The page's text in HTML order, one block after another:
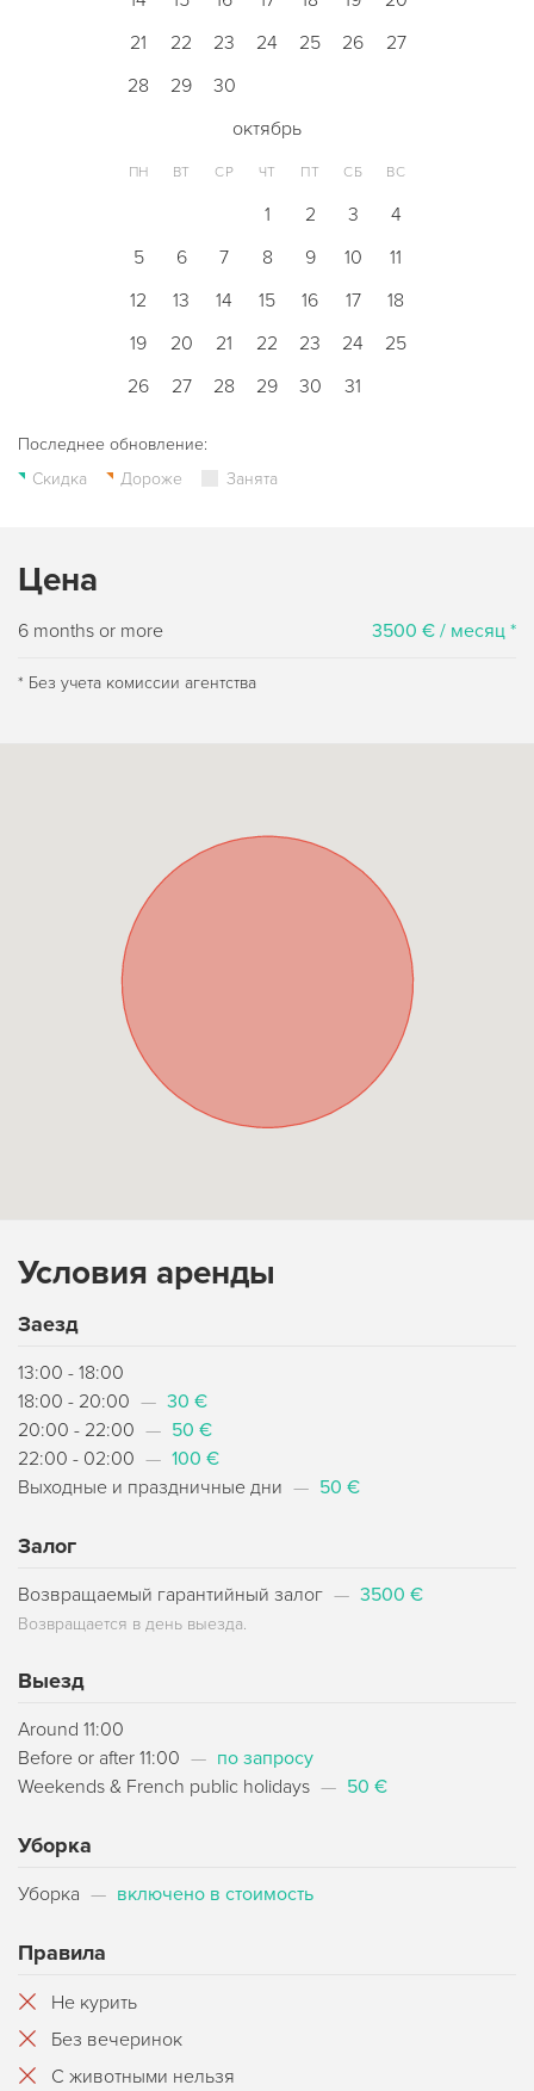
21
22 23 24 25 26
27
28
29
30
октябрь
ПН ВТ СР ЧТ ПТ СБ ВС
1 2 3
4
5
6 7 8 9 10
11
12
13 14 15 16 17
18
19
20 21 22 23 24
25
26
27 28 29 30 31
Последнее обновление:
Скидка
Дороже Занята
Цена
6 months or more 3500 € / месяц *
* Без учета комиссии агентства
Условия аренды
Заезд
13:00 - 18:00
18:00 - 20:00 — 30 €
20:00 - 22:00 — 50 €
22:00 - 02:00 — 100 €
Выходные и праздничные дни — 50 €
Залог
Возвращаемый гарантийный залог — 3500 €
Возвращается в день выезда.
Выезд
Around 11:00
Before or after 11:00 — по запросу
Weekends & French public holidays — 50 €
Уборка
Уборка — включено в стоимость
Правила
Не курить
Без вечеринок
С животными нельзя